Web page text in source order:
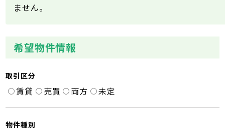
ません。
希望物件情報
取引区分
賃貸 売買 両方 未定
物件種別